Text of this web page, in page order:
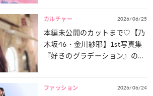
カルチャー 2026/06/25
本編未公開のカットまで♡【乃
木坂46・金川紗耶】1st写真集
『好きのグラデーション』の魅
ファッション 2026/06/24